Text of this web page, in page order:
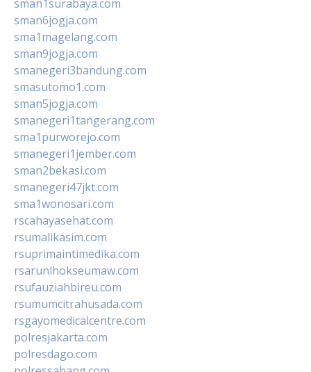
sman1surabaya.com
sman6jogja.com
sma1magelang.com
sman9jogja.com
smanegeri3bandung.com
smasutomo1.com
sman5jogja.com
smanegeri1tangerang.com
sma1purworejo.com
smanegeri1jember.com
sman2bekasi.com
smanegeri47jkt.com
sma1wonosari.com
rscahayasehat.com
rsumalikasim.com
rsuprimaintimedika.com
rsarunlhokseumaw.com
rsufauziahbireu.com
rsumumcitrahusada.com
rsgayomedicalcentre.com
polresjakarta.com
polresdago.com